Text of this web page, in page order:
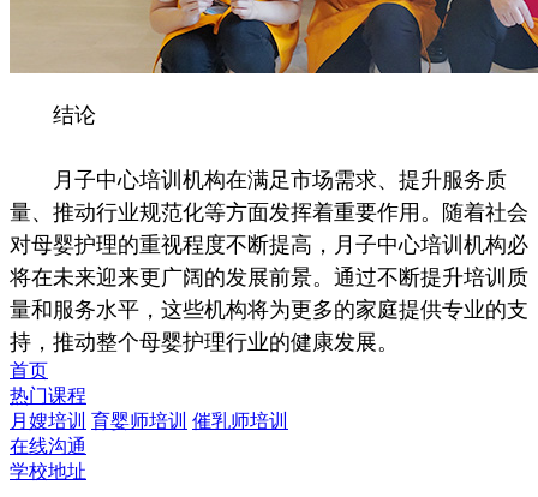
结论
月子中心培训机构在满足市场需求、提升服务质
量、推动行业规范化等方面发挥着重要作用。随着社会
对母婴护理的重视程度不断提高，月子中心培训机构必
将在未来迎来更广阔的发展前景。通过不断提升培训质
量和服务水平，这些机构将为更多的家庭提供专业的支
持，推动整个母婴护理行业的健康发展。
首页
热门课程
月嫂培训 育婴师培训 催乳师培训
在线沟通
学校地址